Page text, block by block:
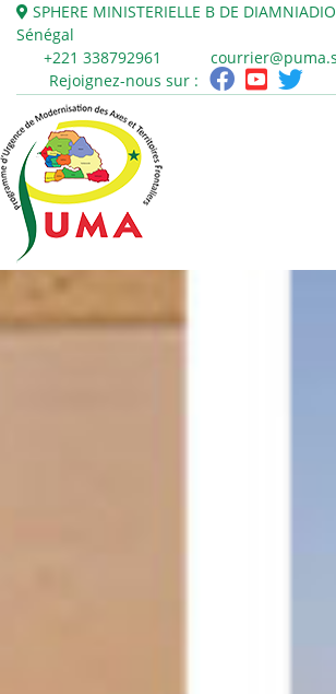
SPHERE MINISTERIELLE B DE DIAMNIADIO
Sénégal
+221 338792961
Rejoignez-nous sur :